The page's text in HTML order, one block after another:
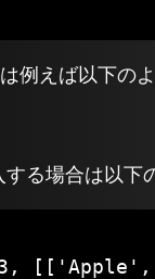
例えば以下の
る場合は以下